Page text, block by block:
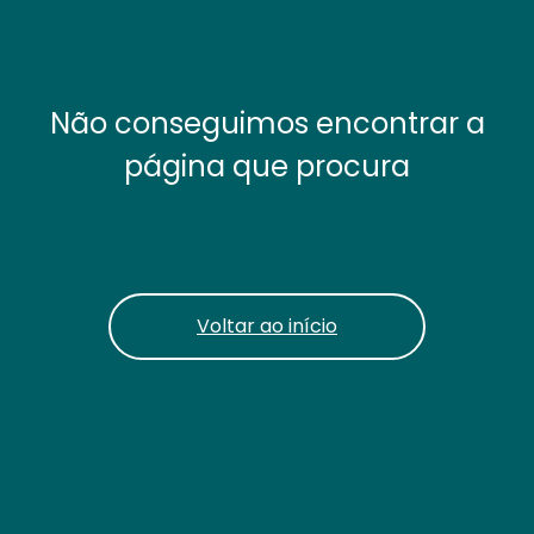
Não conseguimos encontrar a
página que procura
Voltar ao início